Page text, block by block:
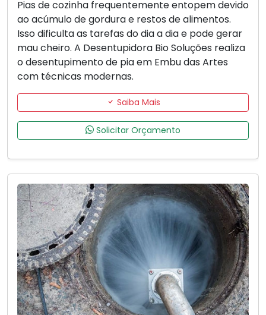
Pias de cozinha frequentemente entopem devido
ao acúmulo de gordura e restos de alimentos.
Isso dificulta as tarefas do dia a dia e pode gerar
mau cheiro. A Desentupidora Bio Soluções realiza
o desentupimento de pia em Embu das Artes
com técnicas modernas.
Saiba Mais
Solicitar Orçamento